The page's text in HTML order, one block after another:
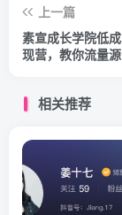
上一篇
素宣成长学院低
现营，教你流量
相关推荐